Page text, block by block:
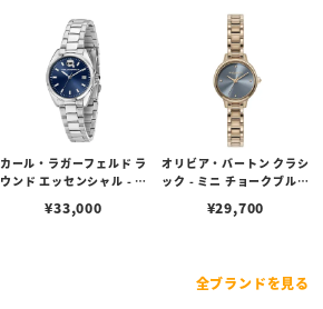
カール・ラガーフェルド ラ
ウンド エッセンシャル - ブ
イヤル シルバー
¥33,000
オリビア・バートン クラシ
ック - ミニ チョークブルー
¥29,700
全ブランドを見る